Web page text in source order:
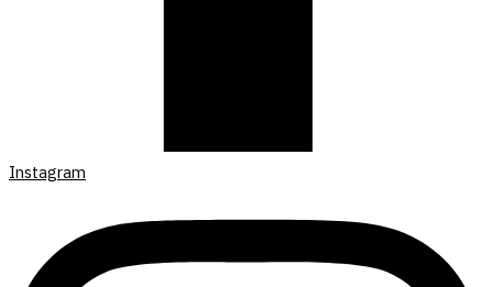
Instagram